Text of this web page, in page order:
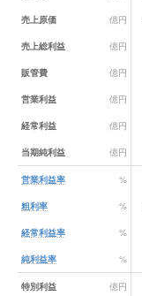
売上原価 億円
売上総利益 億円
販管費 億円
営業利益 億円
経常利益 億円
当期純利益 億円
営業利益率 %
粗利率 %
経常利益率 %
純利益率 %
特別利益 億円